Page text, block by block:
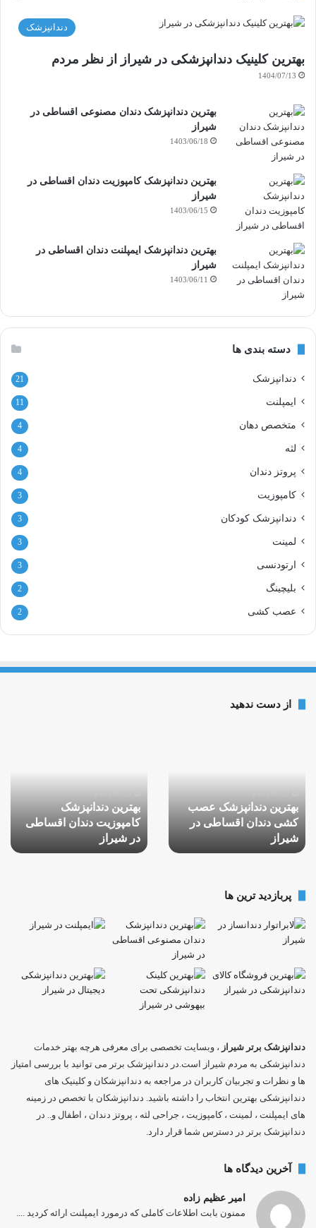
دندانپزشک
بهترین کلینیک دندانپزشکی در شیراز از نظر مردم
1404/07/13
بهترین دندانپزشک دندان مصنوعی اقساطی در
شیراز
1403/06/18
بهترین دندانپزشک کامپوزیت دندان اقساطی در
شیراز
1403/06/15
بهترین دندانپزشک ایمپلنت دندان اقساطی در
شیراز
1403/06/11
دسته بندی ها
دندانپزشک 21
ایمپلنت 11
متخصص دهان 4
لثه 4
پروتز دندان 4
کامپوزیت 3
دندانپزشک کودکان 3
لمینت 3
ارتودنسی 3
بلیچینگ 2
عصب کشی 2
از دست ندهید
اقساطی
در
شیراز
بهترین دندانپزشک عصب
کشی دندان اقساطی در
شیراز
در
شیراز
بهترین دندانپزشک
کامپوزیت دندان اقساطی
در شیراز
پربازدید ترین ها
دندانپزشک برتر شیراز ، وبسایت تخصصی برای معرفی هرچه بهتر خدمات
دندانپزشکی به مردم شیراز است.در دندانپزشک برتر می توانید با بررسی امتیاز
ها و نظرات و تجربیان کاربران در مراجعه به دندانپزشکان و کلینیک های
دندانپزشکی بهترین انتخاب را داشته باشید. دندانپزشکان با تخصص در زمینه
های ایمپلنت ، لمینت ، کامپوزیت ، جراحی لثه ، پروتز دندان ، اطفال و.. در
دندانپزشک برتر در دسترس شما قرار دارد.
آخرین دیدگاه ها
امیر عظیم زاده
ممنون بابت اطلاعات کاملی که درمورد ایمپلنت ارائه کردید ....